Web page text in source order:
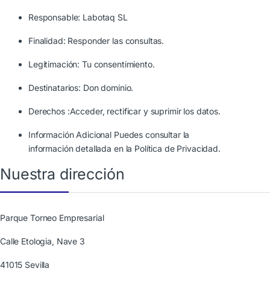
Responsable: Labotaq SL
Finalidad: Responder las consultas.
Legitimación: Tu consentimiento.
Destinatarios: Don dominio.
Derechos :Acceder, rectificar y suprimir los datos.
Información Adicional Puedes consultar la
información detallada en la Política de Privacidad.
Nuestra dirección
Parque Torneo Empresarial
Calle Etologia, Nave 3
41015 Sevilla